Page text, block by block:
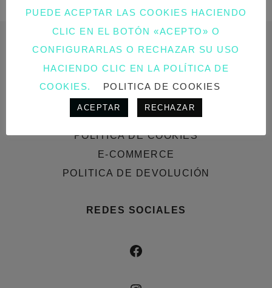
AVISO LEGAL
AVISO LEGAL
POLÍTICA DE PRIVACIDAD
POLÍTICA DE COOKIES
E-COMMERCE
POLITICA DE DEVOLUCIÓN
REDES SOCIALES
FACEBOOK
PUEDE ACEPTAR LAS COOKIES HACIENDO
CLIC EN EL BOTÓN «ACEPTO» O
CONFIGURARLAS O RECHAZAR SU USO
HACIENDO CLIC EN LA POLÍTICA DE
COOKIES.
POLITICA DE COOKIES
ACEPTAR RECHAZAR